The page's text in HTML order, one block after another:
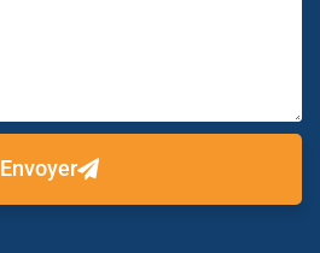
Envoyer